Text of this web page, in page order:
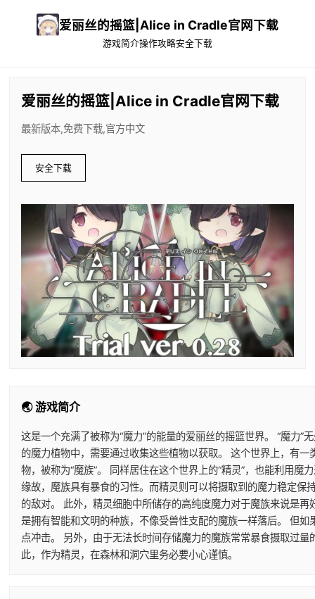
爱丽丝的摇篮|Alice in Cradle官网下载
游戏简介操作攻略安全下载
爱丽丝的摇篮|Alice in Cradle官网下载
最新版本,免费下载,官方中文
安全下载
🌏 游戏简介
这是一个充满了被称为“魔力”的能量的爱丽丝的摇篮世界。 “魔力
的魔力植物中，需要通过收集这些植物以获取。 这个世界上，有
物，被称为“魔族”。 同样居住在这个世界上的“精灵”，也能利用
缘故，魔族具有暴食的习性。而精灵则可以将摄取到的魔力稳定
的敌对。 此外，精灵细胞中所储存的高纯度魔力对于魔族来说是
是拥有智能和文明的种族，不像受兽性支配的魔族一样落后。 但
点冲击。 另外，由于无法长时间存储魔力的魔族常常暴食摄取过
此，作为精灵，在森林和洞穴里务必要小心谨慎。